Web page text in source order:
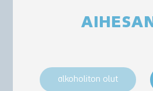
alkoholiton olut